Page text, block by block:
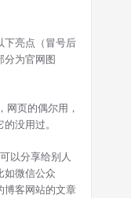
下亮点（冒号后
分为官网图
网页的偶尔用，
没用过。
以分享给别人
如微信公众
博客网站的文章